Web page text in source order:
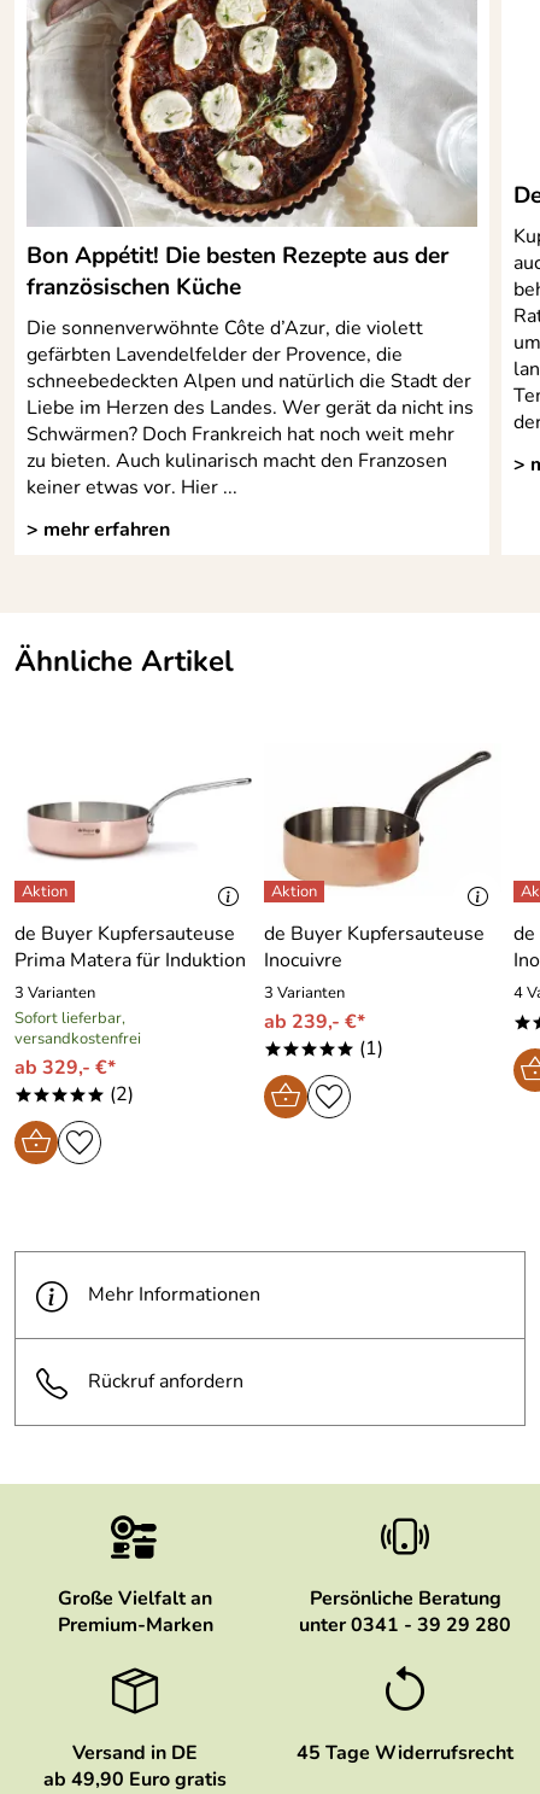
Bon Appétit! Die besten Rezepte aus der
französischen Küche
Die sonnenverwöhnte Côte d’Azur, die violett
gefärbten Lavendelfelder der Provence, die
schneebedeckten Alpen und natürlich die Stadt der
Liebe im Herzen des Landes. Wer gerät da nicht ins
Schwärmen? Doch Frankreich hat noch weit mehr
zu bieten. Auch kulinarisch macht den Franzosen
keiner etwas vor. Hier ...
> mehr erfahren
>
Ähnliche Artikel
de Buyer Kupfersauteuse
Prima Matera für Induktion
3 Varianten
Sofort lieferbar,
versandkostenfrei
ab 329,- €*
***** (2)
de Buyer Kupfersauteuse
Inocuivre
3 Varianten
ab 239,- €*
***** (1)
de
4
Mehr Informationen
Rückruf anfordern
Große Vielfalt an
Premium-Marken
Persönliche Beratung
unter 0341 - 39 29 280
Versand in DE
ab 49,90 Euro gratis
45 Tage Widerrufsrecht